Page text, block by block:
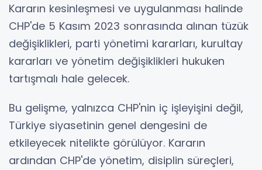
Kararın kesinleşmesi ve uygulanması halinde
CHP'de 5 Kasım 2023 sonrasında alınan tüzük
değişiklikleri, parti yönetimi kararları, kurultay
kararları ve yönetim değişiklikleri hukuken
tartışmalı hale gelecek.
Bu gelişme, yalnızca CHP'nin iç işleyişini değil,
Türkiye siyasetinin genel dengesini de
etkileyecek nitelikte görülüyor. Kararın
ardından CHP'de yönetim, disiplin süreçleri,